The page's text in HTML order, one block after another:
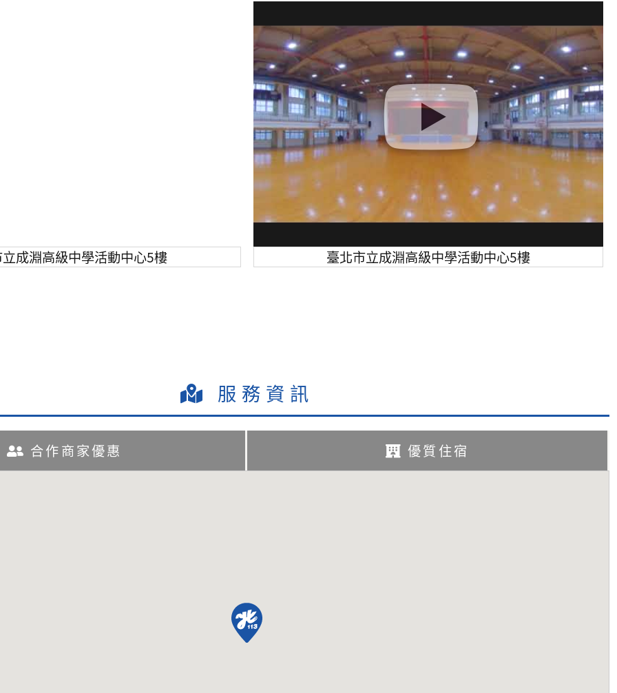
成淵高級中學活動中心5樓 臺北市立成淵高級中學活動中心5樓
服務資訊
合作商家優惠 優質住宿